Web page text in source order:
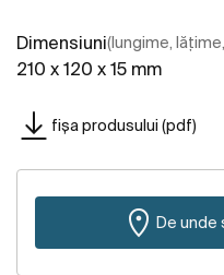
Dimensiuni(lungime,
210 x 120 x 15 mm
fișa produsului (pdf)
De